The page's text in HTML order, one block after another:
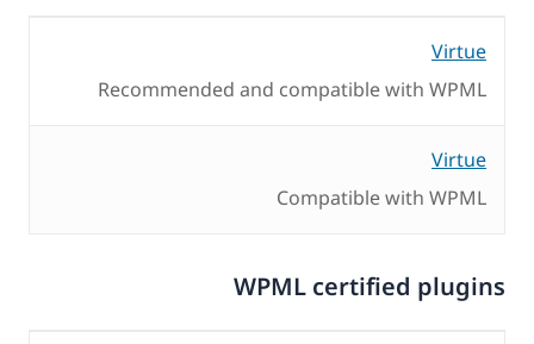
Virtue
Recommended and compatible with WPML
Virtue
Compatible with WPML
WPML certified plugins